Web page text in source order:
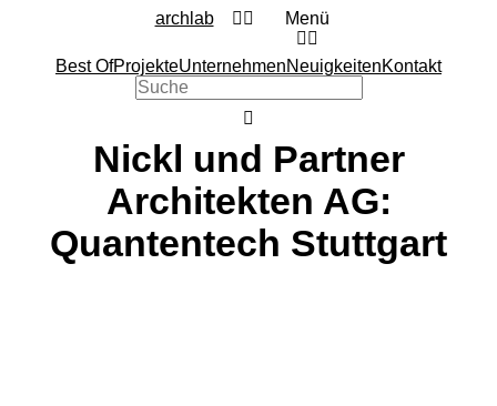
archlab Menü
Best OfProjekteUnternehmenNeuigkeitenKontakt
Nickl und Partner
Architekten AG:
Quantentech Stuttgart